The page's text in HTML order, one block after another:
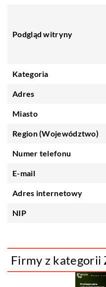
Podgląd witryny
Kategoria
Adres
Miasto
Region (Województwo)
Numer telefonu
E-mail
Adres internetowy
NIP
Firmy z kategorii